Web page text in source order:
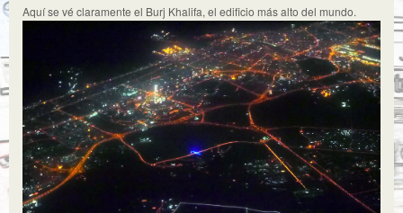
Aquí se vé claramente el Burj Khalifa, el edificio más alto del mundo.